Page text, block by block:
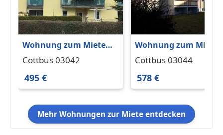
Wohnung zum Mieten
in Cottbus 495 € 42 m²
Cottbus 03042
495 €
Wohnung zum Mieten
in Cottbus 578 € 60 m²
Cottbus 03044
578 €
Mehr Wohnungen zur Miete entdecken